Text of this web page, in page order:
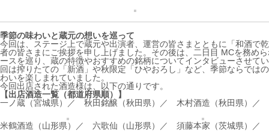
季節の味わいと蔵元の想いを巡って
今回は、ステージ上で蔵元や出演者、運営の皆さまとともに「和酒で
者の皆さまにご挨拶を申し上げました。その後は、二日目 MCを務め
ースを巡り、蔵の特徴やおすすめの銘柄についてインタビューさせて
回は搾りたての「新酒」や秋限定「ひやおろし」など、季節ならで
わいを楽しまれていました。
今回出店された酒造様は、以下の通りです。
【出店酒造一覧（都道府県順）】
一ノ蔵（宮城県）／ 秋田銘醸（秋田県）／ 木村酒造（秋田県）／
米鶴酒造（山形県）／ 六歌仙（山形県）／ 須藤本家（茨城県）／